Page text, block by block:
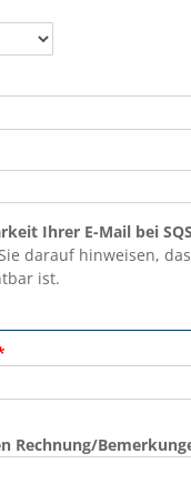
Ihrer E-Mail bei
darauf hinweisen,
ist.
Rechnung/